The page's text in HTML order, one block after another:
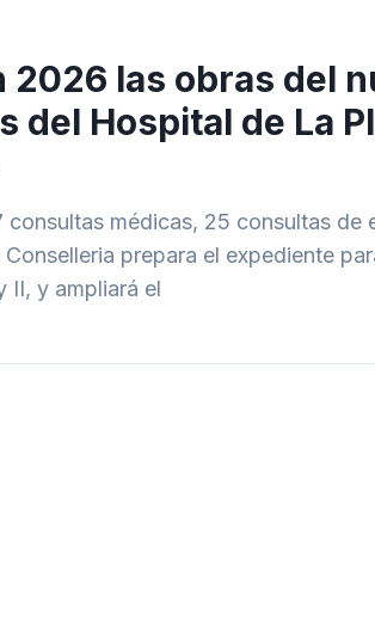
2026 las obras del
del Hospital de La
médicas, 25 consultas de
prepara el expediente
II, y ampliará el